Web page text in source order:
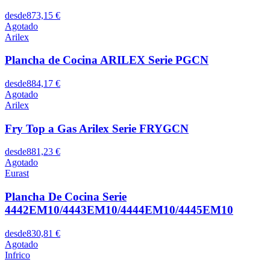
desde873,15 €
Agotado
Arilex
Plancha de Cocina ARILEX Serie PGCN
desde884,17 €
Agotado
Arilex
Fry Top a Gas Arilex Serie FRYGCN
desde881,23 €
Agotado
Eurast
Plancha De Cocina Serie
4442EM10/4443EM10/4444EM10/4445EM10
desde830,81 €
Agotado
Infrico